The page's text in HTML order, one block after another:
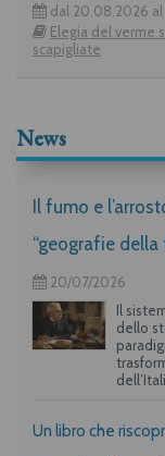
dal 20.08.2026 al
Elegia del verme
scapigliate
News
Il fumo e
“geografie della
20/07/2026
Il
dello
Un libro che